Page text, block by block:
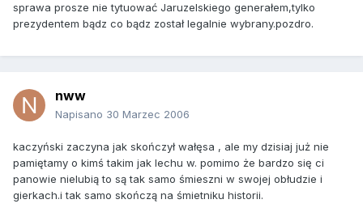
sprawa prosze nie tytuować Jaruzelskiego generałem,tylko
prezydentem bądz co bądz został legalnie wybrany.pozdro.
nww
Napisano 30 Marzec 2006
kaczyński zaczyna jak skończył wałęsa , ale my dzisiaj już nie
pamiętamy o kimś takim jak lechu w. pomimo że bardzo się ci
panowie nielubią to są tak samo śmieszni w swojej obłudzie i
gierkach.i tak samo skończą na śmietniku historii.